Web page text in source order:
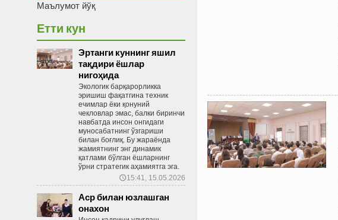
Маълумот йўқ
Етти кун
Эртанги куннинг яшил
тақдири ёшлар
нигоҳида
Экологик барқарорликка
эришиш фақатгина техник
ечимлар ёки қонуний
чекловлар эмас, балки биринчи
навбатда инсон онгидаги
муносабатнинг ўзгариши
билан боғлиқ. Бу жараёнда
жамиятнинг энг динамик
қатлами бўлган ёшларнинг
ўрни стратегик аҳамиятга эга.
🕔15:41, 15.05.2026
Аср билан юзлашган
онахон